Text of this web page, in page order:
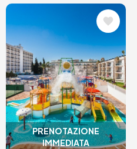
PRENOTAZIONE
IMMEDIATA